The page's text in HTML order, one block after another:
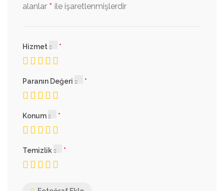
alanlar * ile işaretlenmişlerdir
Hizmet
Paranın Değeri
Konum
Temizlik